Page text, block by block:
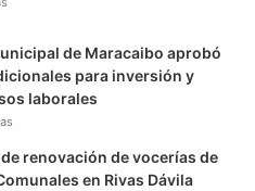
de Maracaibo aprobó
para inversión y
laborales
renovación de vocerías de
en Rivas Dávila